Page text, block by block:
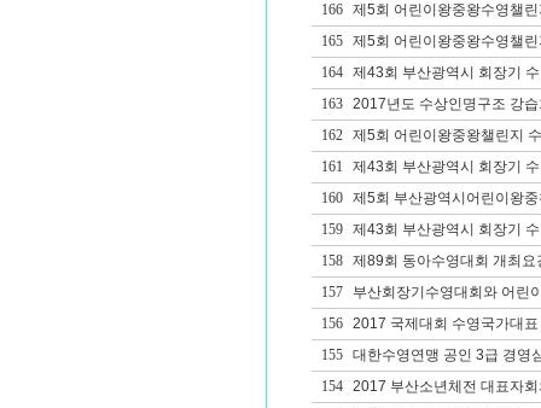
166
제5회 어린이왕중왕수영챌
165
제5회 어린이왕중왕수영챌
164
제43회 부산광역시 회장기
163
2017년도 수상인명구조 강
162
제5회 어린이왕중왕챌린지
161
제43회 부산광역시 회장기
160
제5회 부산광역시어린이왕
159
제43회 부산광역시 회장기
158
제89회 동아수영대회 개최요
157
부산회장기수영대회와 어린
156
2017 국제대회 수영국가대
155
대한수영연맹 공인 3급 경영
154
2017 부산소년체전 대표자